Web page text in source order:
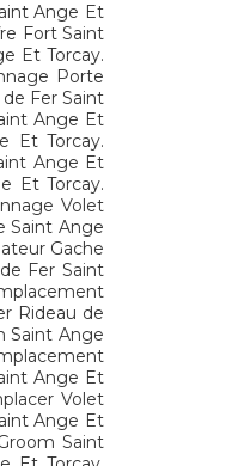
Ange Et
Fort Saint
Et Torcay.
Porte
Fer Saint
Ange Et
Et Torcay.
Ange Et
Et Torcay.
Volet
Saint Ange
Gache
Fer Saint
Rideau de
Saint Ange
Ange Et
Volet
Ange Et
Saint